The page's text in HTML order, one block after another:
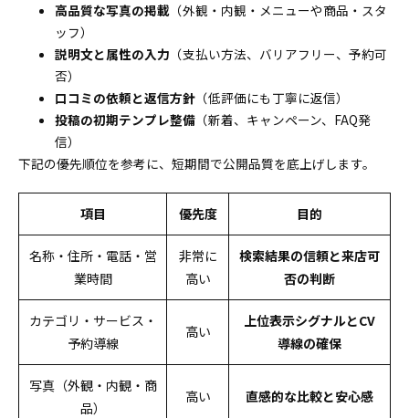
高品質な写真の掲載 （外観・内観・メニューや商品・スタ
ッフ）
説明文と属性の入力 （支払い方法、バリアフリー、予約可
否）
口コミの依頼と返信方針 （低評価にも丁寧に返信）
投稿の初期テンプレ整備 （新着、キャンペーン、FAQ発
信）
下記の優先順位を参考に、短期間で公開品質を底上げします。
項目 優先度 目的
名称・住所・電話・営
業時間
非常に
高い
検索結果の信頼と来店可
否の判断
カテゴリ・サービス・
予約導線
高い
上位表示シグナルとCV
導線の確保
写真（外観・内観・商
品）
高い 直感的な比較と安心感